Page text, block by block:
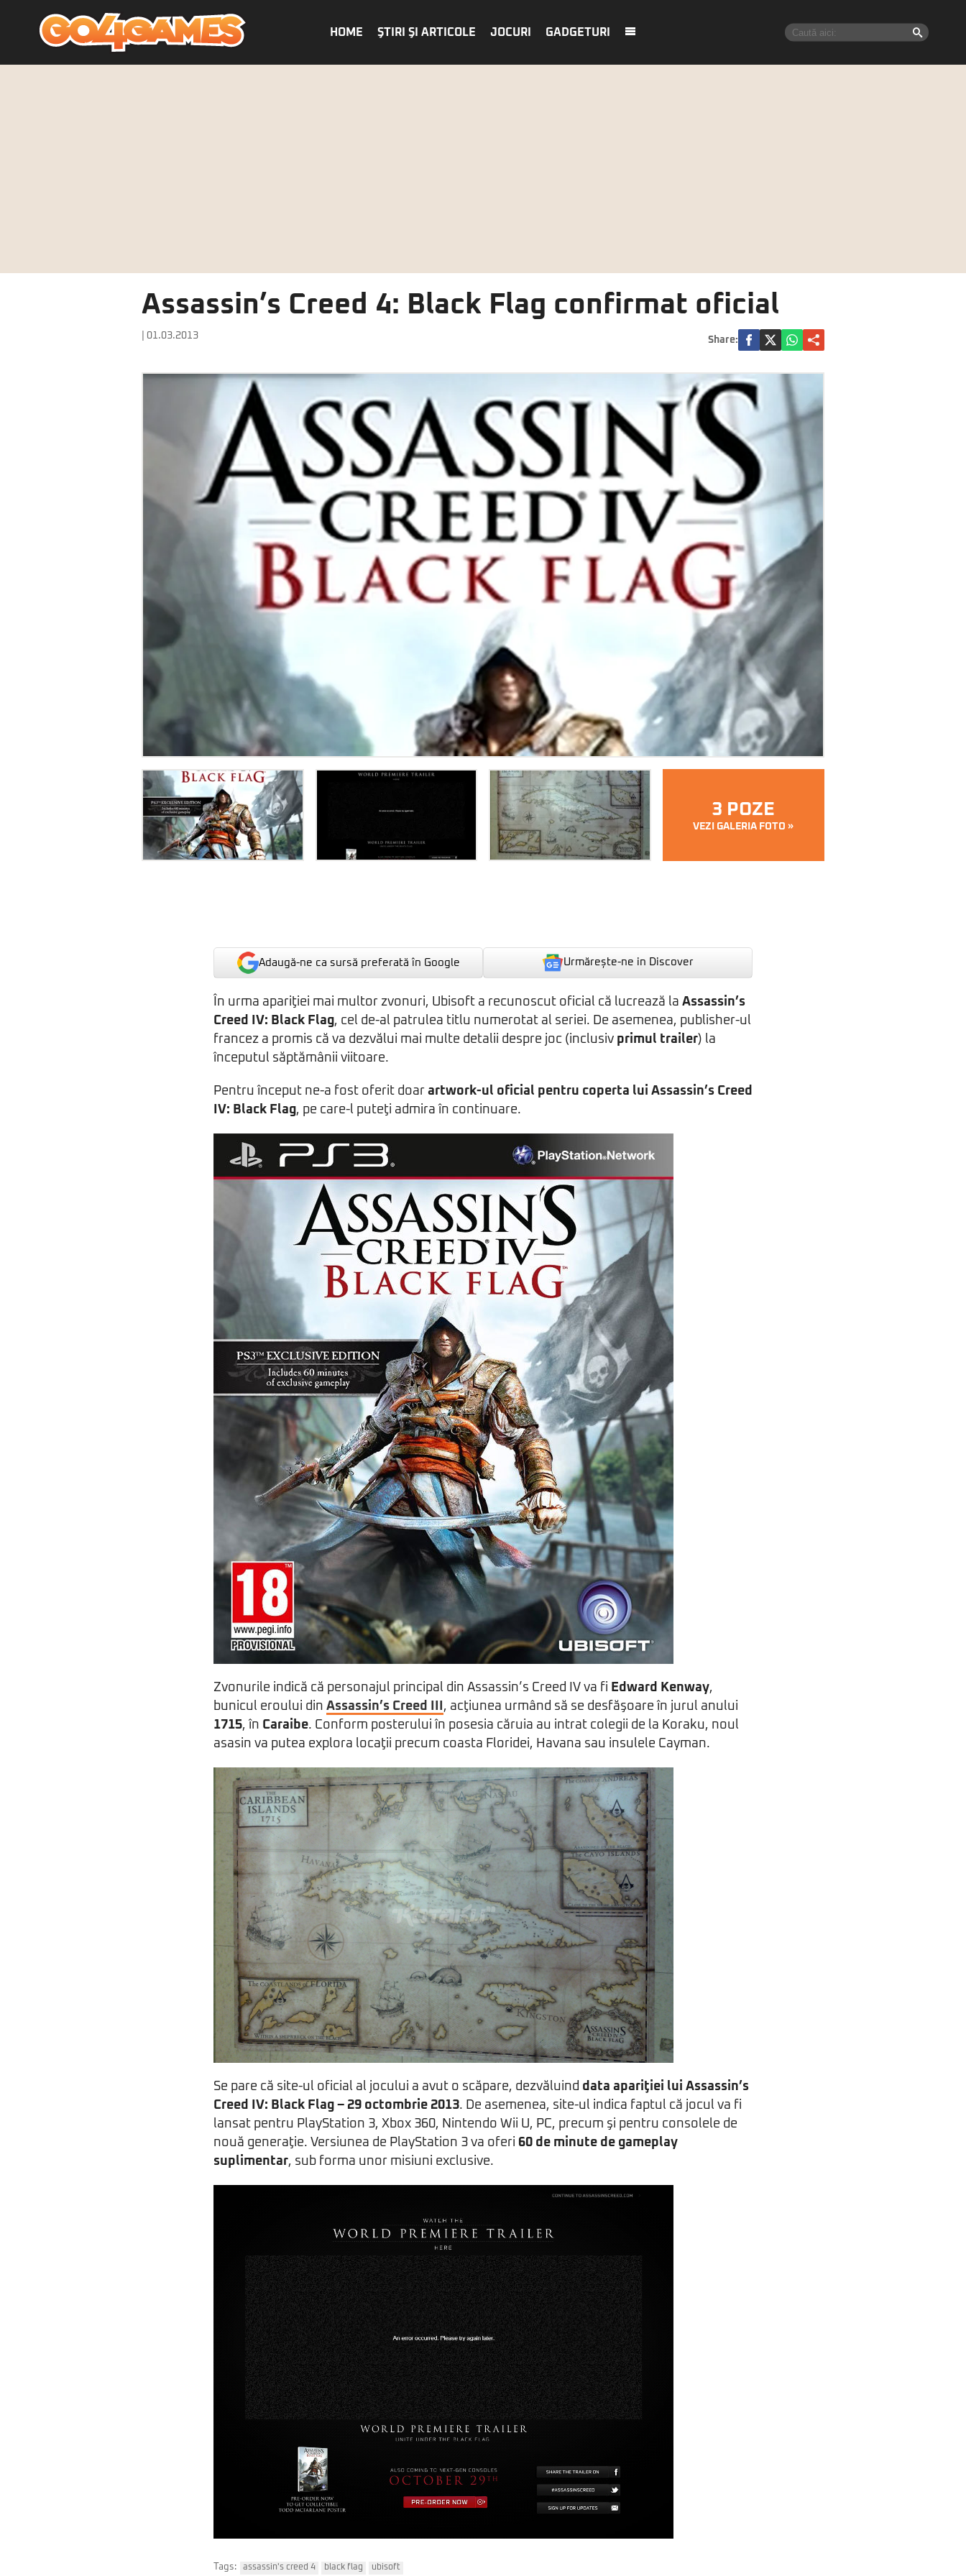
HOME ŞTIRI ŞI ARTICOLE JOCURI GADGETURI
Assassin’s Creed 4: Black Flag confirmat oficial
| 01.03.2013 Share:
3 POZE
VEZI GALERIA FOTO »
Adaugă-ne ca sursă preferată în Google Urmărește-ne in Discover
În urma apariţiei mai multor zvonuri, Ubisoft a recunoscut oficial că lucrează la Assassin’s
Creed IV: Black Flag, cel de-al patrulea titlu numerotat al seriei. De asemenea, publisher-ul
francez a promis că va dezvălui mai multe detalii despre joc (inclusiv primul trailer) la
începutul săptămânii viitoare.
Pentru început ne-a fost oferit doar artwork-ul oficial pentru coperta lui Assassin’s Creed
IV: Black Flag, pe care-l puteţi admira în continuare.
Zvonurile indică că personajul principal din Assassin’s Creed IV va fi Edward Kenway,
bunicul eroului din Assassin’s Creed III , acţiunea urmând să se desfăşoare în jurul anului
1715, în Caraibe. Conform posterului în posesia căruia au intrat colegii de la Koraku, noul
asasin va putea explora locaţii precum coasta Floridei, Havana sau insulele Cayman.
Se pare că site-ul oficial al jocului a avut o scăpare, dezvăluind data apariţiei lui Assassin’s
Creed IV: Black Flag – 29 octombrie 2013. De asemenea, site-ul indica faptul că jocul va fi
lansat pentru PlayStation 3, Xbox 360, Nintendo Wii U, PC, precum şi pentru consolele de
nouă generaţie. Versiunea de PlayStation 3 va oferi 60 de minute de gameplay
suplimentar, sub forma unor misiuni exclusive.
Tags: assassin's creed 4 black flag ubisoft